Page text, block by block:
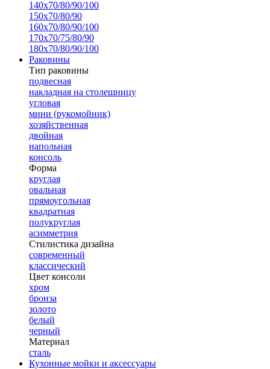
140х70/80/90/100
150х70/80/90
160х70/80/90/100
170х70/75/80/90
180х70/80/90/100
Раковины
Тип раковины
подвесная
накладная на столешницу
угловая
мини (рукомойник)
хозяйственная
двойная
напольная
консоль
Форма
круглая
овальная
прямоугольная
квадратная
полукруглая
асимметрия
Стилистика дизайна
современный
классический
Цвет консоли
хром
бронза
золото
белый
черный
Материал
сталь
Кухонные мойки и аксессуары